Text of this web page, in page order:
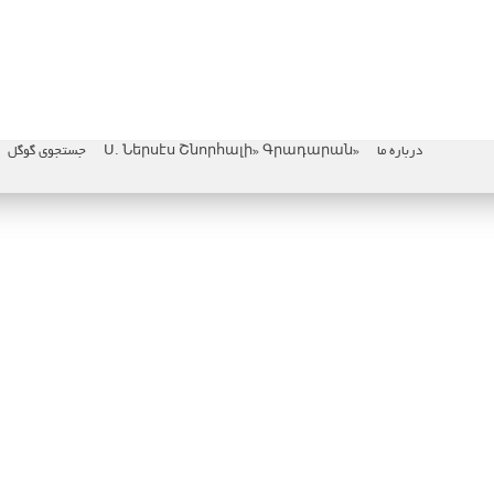
درباره ما «Ս. Ներսէս Շնորհալի» Գրադարան جستجوی گوگل